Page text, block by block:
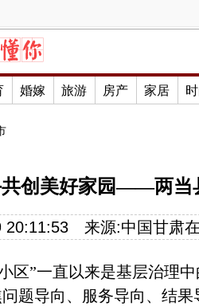
婚嫁 旅游 房产 家居
创美好家园——两当
20:11:53 来源:中国甘肃
区”一直以来是基层治理中
题导向、服务导向、结